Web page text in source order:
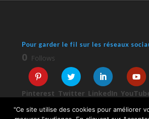
Pour garder le fil sur les réseaux
0 Follows
Pinterest Twitter LinkedIn
"Ce site utilise des cookies pour améliorer